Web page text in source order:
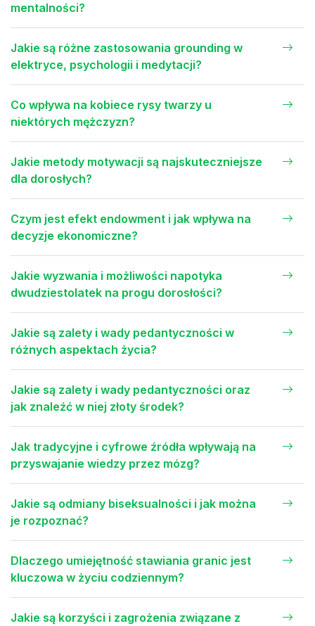
mentalności?
Jakie są różne zastosowania grounding w
elektryce, psychologii i medytacji?
Co wpływa na kobiece rysy twarzy u
niektórych mężczyzn?
Jakie metody motywacji są najskuteczniejsze
dla dorosłych?
Czym jest efekt endowment i jak wpływa na
decyzje ekonomiczne?
Jakie wyzwania i możliwości napotyka
dwudziestolatek na progu dorosłości?
Jakie są zalety i wady pedantyczności w
różnych aspektach życia?
Jakie są zalety i wady pedantyczności oraz
jak znaleźć w niej złoty środek?
Jak tradycyjne i cyfrowe źródła wpływają na
przyswajanie wiedzy przez mózg?
Jakie są odmiany biseksualności i jak można
je rozpoznać?
Dlaczego umiejętność stawiania granic jest
kluczowa w życiu codziennym?
Jakie są korzyści i zagrożenia związane z